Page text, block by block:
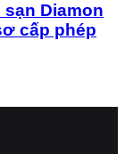
Diamon
cấp phép